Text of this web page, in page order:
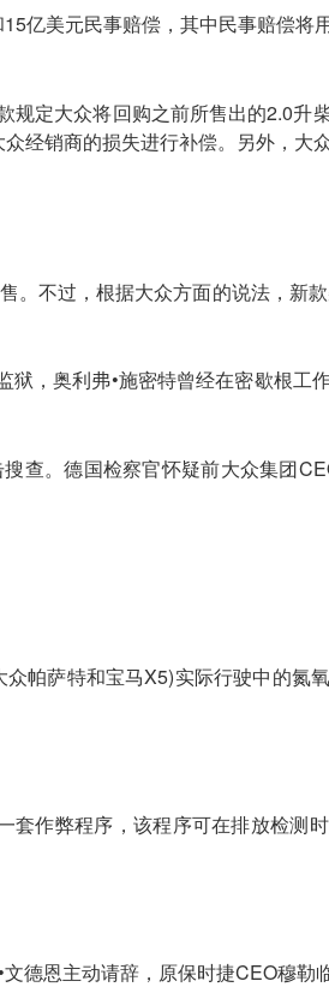
亿美元民事赔偿，其中民事赔偿将
定大众将回购之前所售出的2.0升
经销商的损失进行补偿。另外，大
不过，根据大众方面的说法，新
，奥利弗•施密特曾经在密歇根工
查。德国检察官怀疑前大众集团
帕萨特和宝马X5)实际行驶中的氮
作弊程序，该程序可在排放检测
德恩主动请辞，原保时捷CEO穆勒